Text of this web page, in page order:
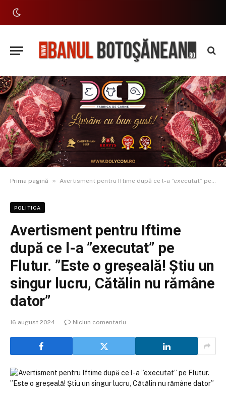
Prima pagină » Avertisment pentru Iftime după ce l-a ”executat” pe Flutur. ”Este o greșeală! Știu un singur lucru, Cătălin nu rămâne dator”
POLITICA
Avertisment pentru Iftime
după ce l-a ”executat” pe
Flutur. ”Este o greșeală! Știu un
singur lucru, Cătălin nu rămâne
dator”
16 august 2024 Niciun comentariu